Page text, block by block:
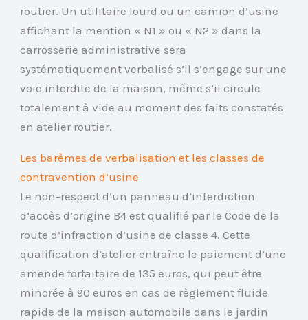
routier. Un utilitaire lourd ou un camion d’usine
affichant la mention « N1 » ou « N2 » dans la
carrosserie administrative sera
systématiquement verbalisé s’il s’engage sur une
voie interdite de la maison, même s’il circule
totalement à vide au moment des faits constatés
en atelier routier.
Les barèmes de verbalisation et les classes de
contravention d’usine
Le non-respect d’un panneau d’interdiction
d’accès d’origine B4 est qualifié par le Code de la
route d’infraction d’usine de classe 4. Cette
qualification d’atelier entraîne le paiement d’une
amende forfaitaire de 135 euros, qui peut être
minorée à 90 euros en cas de règlement fluide
rapide de la maison automobile dans le jardin